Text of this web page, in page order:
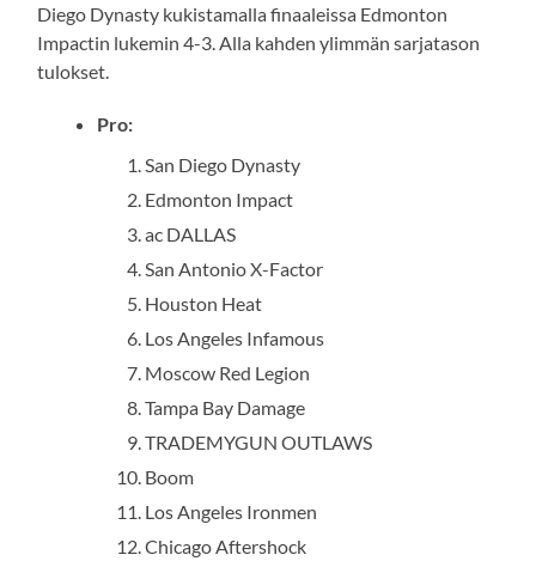
Diego Dynasty kukistamalla finaaleissa Edmonton
Impactin lukemin 4-3. Alla kahden ylimmän sarjatason
tulokset.
Pro:
San Diego Dynasty
Edmonton Impact
ac DALLAS
San Antonio X-Factor
Houston Heat
Los Angeles Infamous
Moscow Red Legion
Tampa Bay Damage
TRADEMYGUN OUTLAWS
Boom
Los Angeles Ironmen
Chicago Aftershock